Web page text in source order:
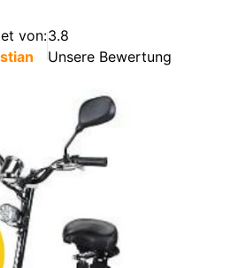
von:3.8
Unsere Bewertung